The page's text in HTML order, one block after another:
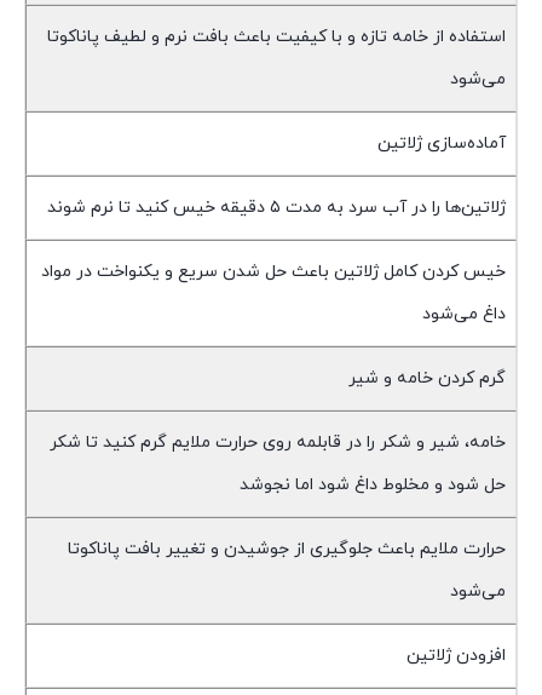
استفاده از خامه تازه و با کیفیت باعث بافت نرم و لطیف پاناکوتا
می‌شود
آماده‌سازی ژلاتین
ژلاتین‌ها را در آب سرد به مدت ۵ دقیقه خیس کنید تا نرم شوند
خیس کردن کامل ژلاتین باعث حل شدن سریع و یکنواخت در مواد
داغ می‌شود
گرم کردن خامه و شیر
خامه، شیر و شکر را در قابلمه روی حرارت ملایم گرم کنید تا شکر
حل شود و مخلوط داغ شود اما نجوشد
حرارت ملایم باعث جلوگیری از جوشیدن و تغییر بافت پاناکوتا
می‌شود
افزودن ژلاتین